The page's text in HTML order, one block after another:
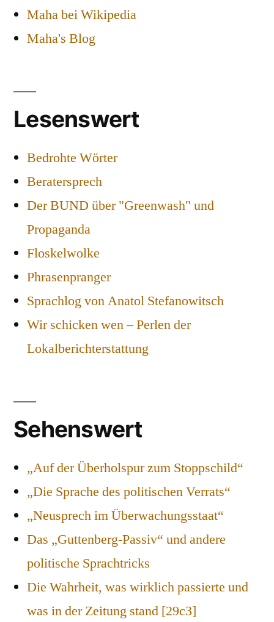
Maha bei Wikipedia
Maha's Blog
Lesenswert
Bedrohte Wörter
Beratersprech
Der BUND über "Greenwash" und
Propaganda
Floskelwolke
Phrasenpranger
Sprachlog von Anatol Stefanowitsch
Wir schicken wen – Perlen der
Lokalberichterstattung
Sehenswert
„Auf der Überholspur zum Stoppschild“
„Die Sprache des politischen Verrats“
„Neusprech im Überwachungsstaat“
Das „Guttenberg-Passiv“ und andere
politische Sprachtricks
Die Wahrheit, was wirklich passierte und
was in der Zeitung stand [29c3]